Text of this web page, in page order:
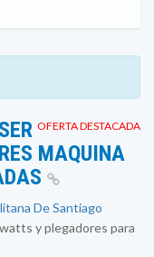
OFERTA DESTACADA
MAQUINA
De Santiago
y plegadores para